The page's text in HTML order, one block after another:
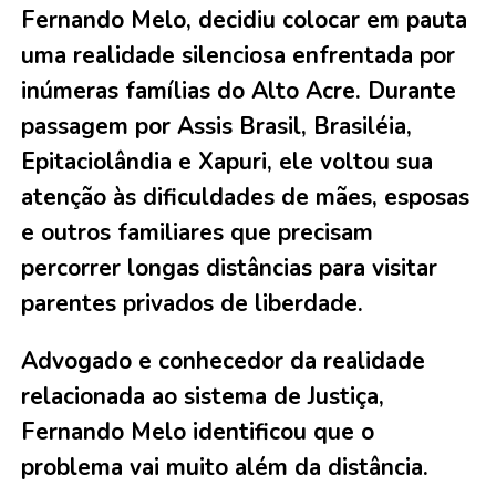
Fernando Melo, decidiu colocar em pauta
uma realidade silenciosa enfrentada por
inúmeras famílias do Alto Acre. Durante
passagem por Assis Brasil, Brasiléia,
Epitaciolândia e Xapuri, ele voltou sua
atenção às dificuldades de mães, esposas
e outros familiares que precisam
percorrer longas distâncias para visitar
parentes privados de liberdade.
Advogado e conhecedor da realidade
relacionada ao sistema de Justiça,
Fernando Melo identificou que o
problema vai muito além da distância.